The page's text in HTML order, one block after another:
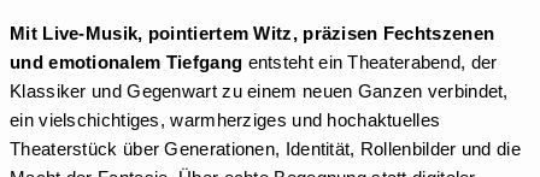
Mit Live-Musik, pointiertem Witz, präzisen Fechtszenen
und emotionalem Tiefgang entsteht ein Theaterabend, der
Klassiker und Gegenwart zu einem neuen Ganzen verbindet,
ein vielschichtiges, warmherziges und hochaktuelles
Theaterstück über Generationen, Identität, Rollenbilder und die